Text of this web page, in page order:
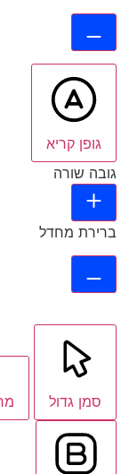
גופן קריא
גובה שורה
ברירת מחדל
סמן גדול